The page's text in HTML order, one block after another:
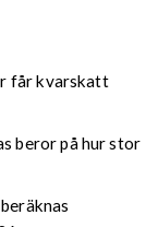
får kvarskatt
beror på hur stor